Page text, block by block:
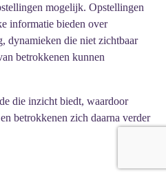
mogelijk. Opstellingen
informatie bieden over
dynamieken die niet zichtbaar
betrokkenen kunnen
die inzicht biedt, waardoor
betrokkenen zich daarna verder